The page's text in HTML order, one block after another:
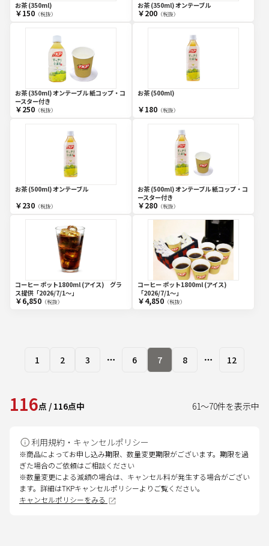
お茶 (350ml)
￥150（税抜）
お茶 (350ml) オンテーブル
￥200（税抜）
お茶 (350ml) オンテーブル 紙コップ・コ
ースター付き
￥250（税抜）
お茶 (500ml)
￥180（税抜）
お茶 (500ml) オンテーブル
￥230（税抜）
お茶 (500ml) オンテーブル 紙コップ・コ
ースター付き
￥280（税抜）
コーヒー ポット1800ml (アイス) グラ
ス提供「2026/7/1〜」
￥6,850（税抜）
コーヒー ポット1800ml (アイス)
「2026/7/1〜」
￥4,850（税抜）
1 2 3 More pages
6 7 8 More pages
12
116点 / 116点中 61～70件を表示中
利用規約・キャンセルポリシー
※商品によってお申し込み期限、数量変更期限がございます。期限を過
ぎた場合のご依頼はご相談ください
※数量変更による減額の場合は、キャンセル料が発生する場合がござい
ます。詳細はTKPキャンセルポリシーよりご覧ください。
キャンセルポリシーをみる